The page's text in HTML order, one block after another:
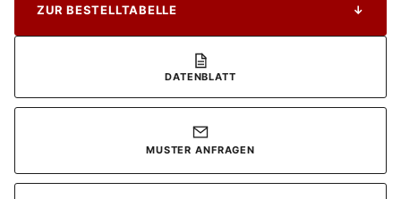
ZUR BESTELLTABELLE ↓
DATENBLATT
MUSTER ANFRAGEN